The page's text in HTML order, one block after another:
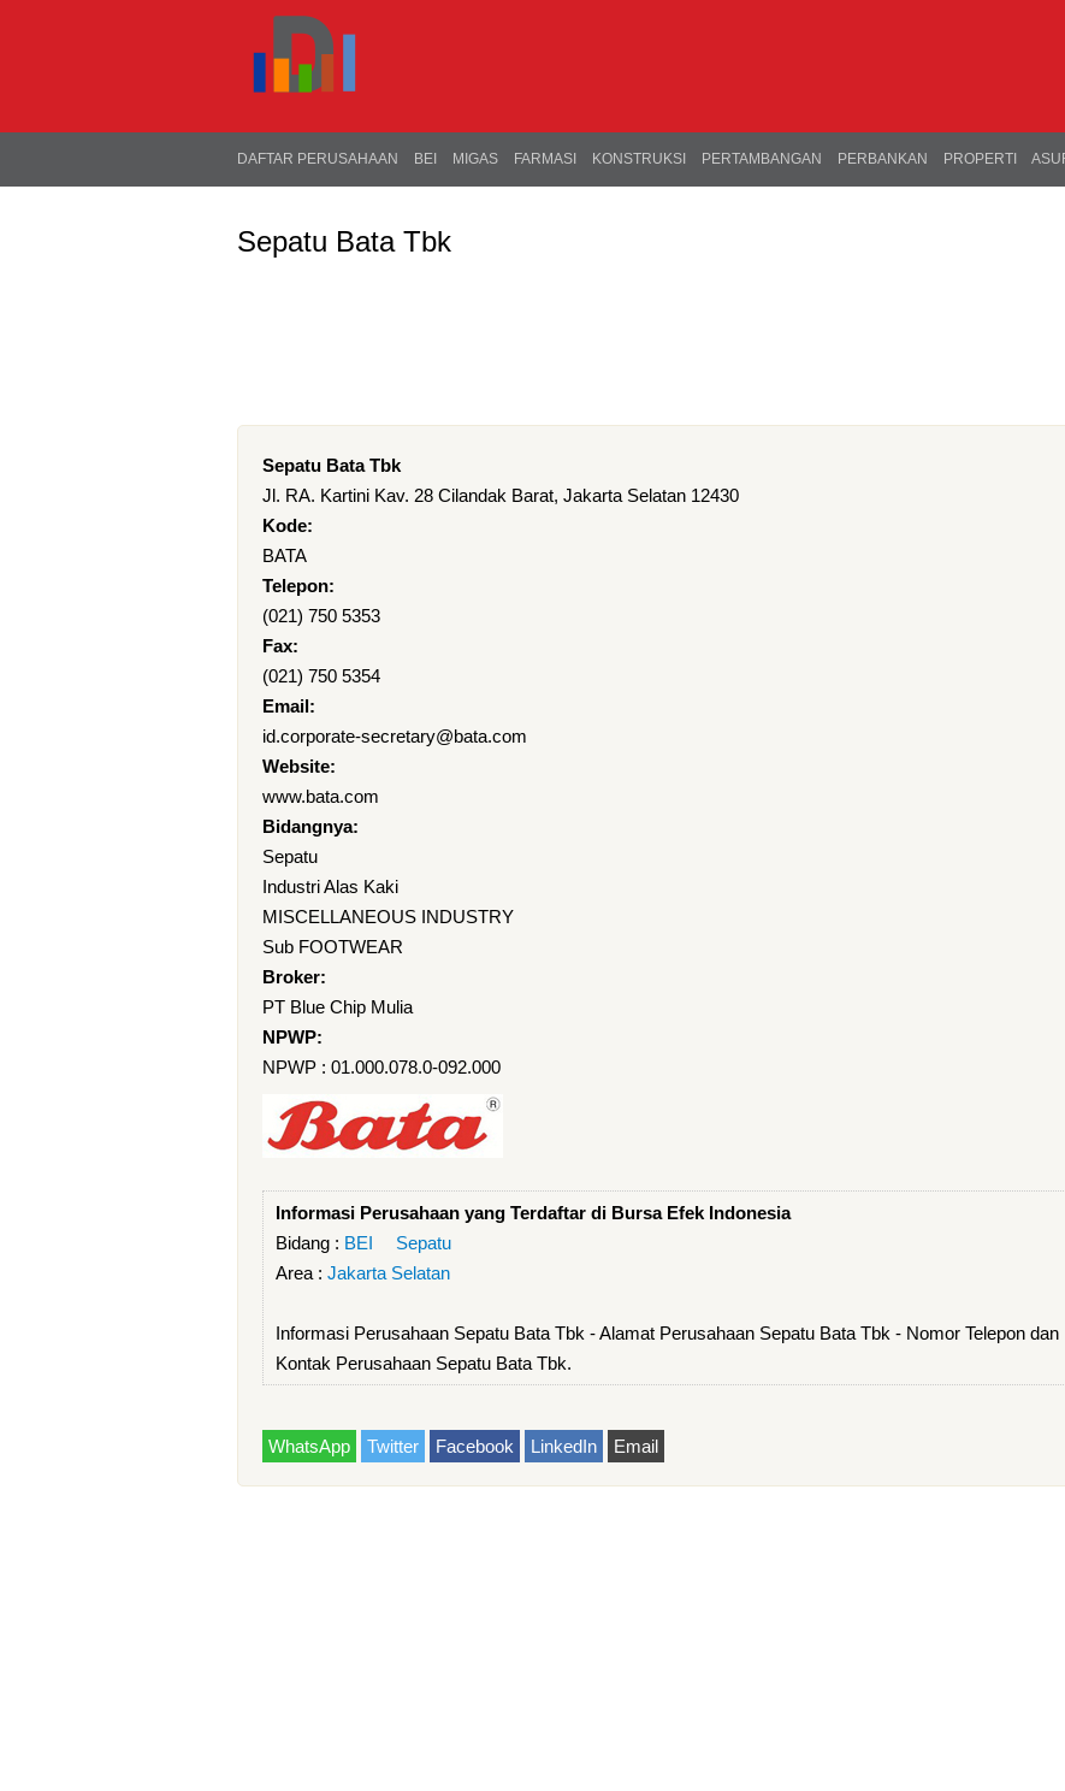
DAFTAR PERUSAHAAN BEI MIGAS FARMASI KONSTRUKSI PERTAMBANGAN PERBANKAN PROPERTI
Sepatu Bata Tbk
Sepatu Bata Tbk
Jl. RA. Kartini Kav. 28 Cilandak Barat, Jakarta Selatan 12430
Kode:
BATA
Telepon:
(021) 750 5353
Fax:
(021) 750 5354
Email:
id.corporate-secretary@bata.com
Website:
www.bata.com
Bidangnya:
Sepatu
Industri Alas Kaki
MISCELLANEOUS INDUSTRY
Sub FOOTWEAR
Broker:
PT Blue Chip Mulia
NPWP:
NPWP : 01.000.078.0-092.000
Informasi Perusahaan yang Terdaftar di Bursa Efek Indonesia
Bidang : BEI
Sepatu
Area : Jakarta Selatan
Informasi Perusahaan Sepatu Bata Tbk - Alamat Perusahaan Sepatu Bata Tbk - Nomor Telepon dan
Kontak Perusahaan Sepatu Bata Tbk.
WhatsApp Twitter Facebook LinkedIn Email